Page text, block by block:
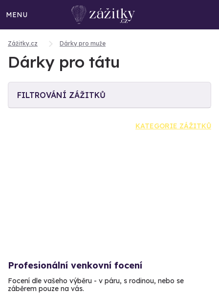
MENU
Zážitky.cz Dárky pro muže
Dárky pro tátu
FILTROVÁNÍ ZÁŽITKŮ
KATEGORIE ZÁŽITKŮ
Profesionální venkovní focení
Focení dle vašeho výběru - v páru, s rodinou, nebo se
záběrem pouze na vás.